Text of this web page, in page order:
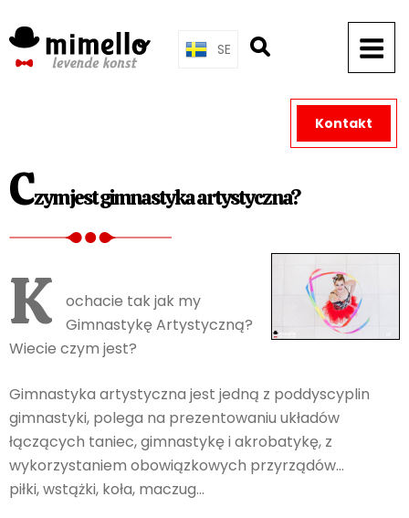
to
content
SE
Czym jest gimnastyka artystyczna?
K
ochacie tak jak my
Gimnastykę Artystyczną?
Wiecie czym jest?
Gimnastyka artystyczna jest jedną z poddyscyplin
gimnastyki, polega na prezentowaniu układów
łączących taniec, gimnastykę i akrobatykę, z
wykorzystaniem obowiązkowych przyrządów…
piłki, wstążki, koła, maczug…
Kontakt